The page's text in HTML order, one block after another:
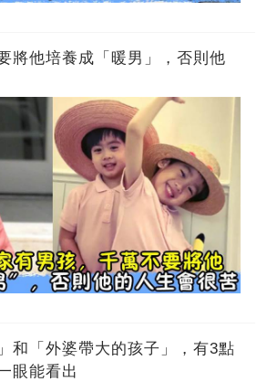
將他培養成「暖男」，否則他
和「外婆帶大的孩子」，有3點
眼能看出